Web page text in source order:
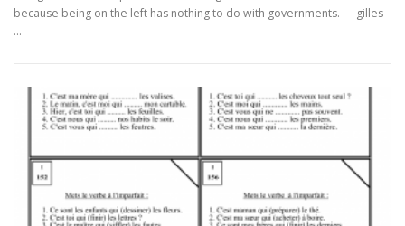
because being on the left has nothing to do with governments. ― gilles
…